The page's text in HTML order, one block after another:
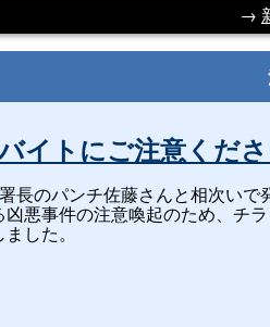
→
イトにご注意くだ
長のパンチ佐藤さんと相次いで
凶悪事件の注意喚起のため、チ
した。